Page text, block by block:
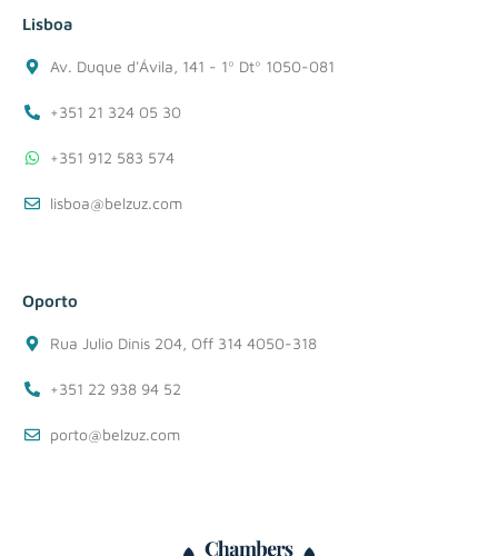
Lisboa
Av. Duque d'Ávila, 141 - 1º Dtº 1050-081
+351 21 324 05 30
+351 912 583 574
lisboa@belzuz.com
Oporto
Rua Julio Dinis 204, Off 314 4050-318
+351 22 938 94 52
porto@belzuz.com